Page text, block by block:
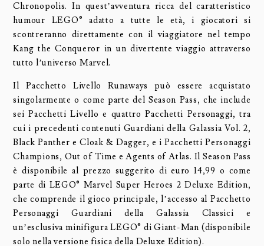
Chronopolis. In quest’avventura ricca del caratteristico
humour LEGO® adatto a tutte le età, i giocatori si
scontreranno direttamente con il viaggiatore nel tempo
Kang the Conqueror in un divertente viaggio attraverso
tutto l’universo Marvel.
Il Pacchetto Livello Runaways può essere acquistato
singolarmente o come parte del Season Pass, che include
sei Pacchetti Livello e quattro Pacchetti Personaggi, tra
cui i precedenti contenuti Guardiani della Galassia Vol. 2,
Black Panther e Cloak & Dagger, e i Pacchetti Personaggi
Champions, Out of Time e Agents of Atlas. Il Season Pass
è disponibile al prezzo suggerito di euro 14,99 o come
parte di LEGO® Marvel Super Heroes 2 Deluxe Edition,
che comprende il gioco principale, l’accesso al Pacchetto
Personaggi Guardiani della Galassia Classici e
un’esclusiva minifigura LEGO® di Giant-Man (disponibile
solo nella versione fisica della Deluxe Edition).